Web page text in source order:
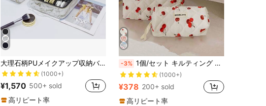
大理石柄PUメイクアップ収納バッグ、防水トラベルコスメバッグ、プロフェッショナルポータブルフラットメイクボックス、刺繍ツール収納オーガナイザー、1個、メイクアップバッグ、コスメポーチ、スキンケアバッグ、トイレタリーバッグ、収納バッグ、トラベル必需品、クルーズ必需品、寮必需品、ブライズメイドギフト、ママギフト、誕生日ギフト、友人や教師へのギフト、ホームデコレーション、プロフェッショナルコスメ収納ボックス、トラベル収納ボックス、1個、ルームデコレーション、ホームベッドルーム、バスルーム、リビングルーム、デスクデコレーション、トラベル用品、ウェディング、ホームデコレーション、誕生日、キノコ、新年、アクセサリー、ギフト、ママへのギフト
(1000+)
売り切れ間近！
(1000+)
売り切れ間近！
(1000+)
売り切れ間近！
(1000+)
¥1,570 500+ sold
高リピート率
-3% 1個/セット キルティング ソフト チェリーパターン バレエコア マルチファンクション トラベルコスメティックバッグ 大容量メイクアップケース メイクアップポーチ スキンケアバッグ、メイクアップバッグ、メイクアップポーチ、スキンケアバッグ、トイレタリーバッグ、パッキングキューブ、トラベルエッセンシャル、クルーズエッセンシャル、ドームエッセンシャル、ウェディングブライズメイドギフト、母の日ギフト、誕生日ギフト、友人と先生へのギフト、ホームデコレーション、新学期の完璧なギフト、メイクアップポーチ、コスメティックバッグ、トラベルエッセンシャル、大容量、大型メイクアップバッグ、クリスマスギフト、ポーチ、トラベル、女性への贈り物、トラベルエッセンシャル、ポーチ、クラッチ/小さなハンドバッグ、メイクアップオーガナイザー、メイクアップオーガナイズ、ポーチ、ブラシホルダー、ミニポーチ、大容量ポーチ、女性への贈り物、クリスマスギフト、女性への贈り物のアイデア、ポーチ、メイクアップポーチ、トラベルエッセンシャル
(1000+)
¥378 200+ sold
高リピート率